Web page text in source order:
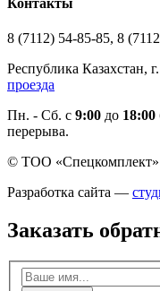
Контакты
8 (7112) 54-85-85, 8
Республика Казахстан,
проезда
Пн. - Cб. с 9:00 до 18:00
перерыва.
© ТОО «Спецкомплект»
Разработка сайта —
Заказать